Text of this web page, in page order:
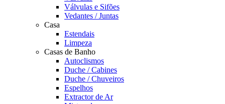
Válvulas e Sifões
Vedantes / Juntas
Casa
Estendais
Limpeza
Casas de Banho
Autoclismos
Duche / Cabines
Duche / Chuveiros
Espelhos
Extractor de Ar